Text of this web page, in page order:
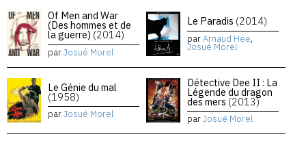
Of Men and War
(Des hommes et de
la guerre) (2014)
parJosué Morel
Le Paradis (2014)
parArnaud Hée,
Josué Morel
Le Génie du mal
(1958)
parJosué Morel
Détective Dee II : La
Légende du dragon
des mers (2013)
parJosué Morel